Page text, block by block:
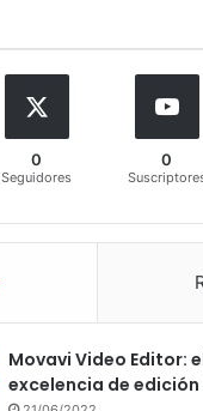
0
Seguidores
0
Movavi Video Editor:
excelencia de edición